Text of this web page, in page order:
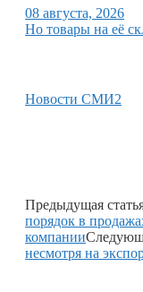
08 августа, 2026
Но товары на её
Новости СМИ2
Предыдущая
порядок в
компании
несмотря на